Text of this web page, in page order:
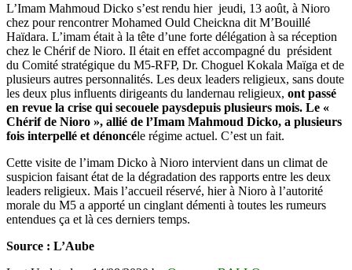
L’Imam Mahmoud Dicko s’est rendu hier jeudi, 13 août, à Nioro
chez pour rencontrerMohamed Ould Cheickna dit M’Bouillé
Haïdara. L’imam était à la tête d’une forte délégation à sa réception
chez le Chérif de Nioro. Il était en effet accompagné du président
du Comité stratégique du M5-RFP, Dr. Choguel Kokala Maïga et de
plusieurs autres personnalités. Les deux leaders religieux, sans doute
les deux plus influents dirigeants du landernau religieux, ont passé
en revue la crise qui secouele paysdepuis plusieurs mois. Le «
Chérif de Nioro », allié de l’Imam Mahmoud Dicko, a plusieurs
fois interpellé et dénoncéle régime actuel. C’est un fait.
Cette visite de l’imam Dicko à Nioro intervient dans un climat de
suspicion faisant état de la dégradation des rapports entre les deux
leaders religieux. Mais l’accueil réservé, hier à Nioro à l’autorité
morale du M5 a apporté un cinglant démenti à toutes les rumeurs
entendues ça et là ces derniers temps.
Source : L’Aube